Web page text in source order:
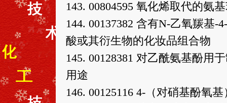
143. 00804595 氧化烯取代的氨
144. 00137382 含有N-乙氧羰基
酸或其衍生物的化妆品组合物
145. 00128381 对乙酰氨基酚用
用途
146. 00125116 4-（对硝基酚氧